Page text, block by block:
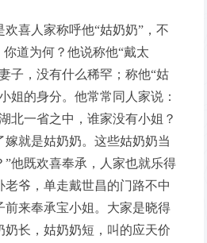
喜人家称呼他“姑奶奶”，不
道为何？他说称他“戴太
子，没有什么稀罕；称他“姑
姐的身分。他常常同人家说：
北一省之中，谁家没有小姐？
嫁就是姑奶奶。这些姑奶奶当
”他既欢喜奉承，人家也就乐得
老爷，单走戴世昌的门路不中
前来奉承宝小姐。大家是晓得
奶长，姑奶奶短，叫的应天价